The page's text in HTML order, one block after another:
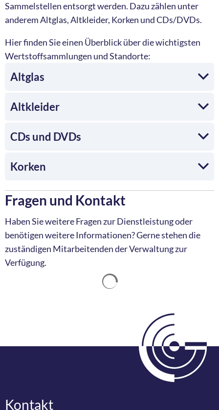
Sammelstellen entsorgt werden. Dazu zählen unter
anderem Altglas, Altkleider, Korken und CDs/DVDs.
Hier finden Sie einen Überblick über die wichtigsten
Wertstoffsammlungen und Standorte:
Altglas
Altkleider
CDs und DVDs
Korken
Fragen und Kontakt
Haben Sie weitere Fragen zur Dienstleistung oder
benötigen weitere Informationen? Gerne stehen die
zuständigen Mitarbeitenden der Verwaltung zur
Verfügung.
Kontakt